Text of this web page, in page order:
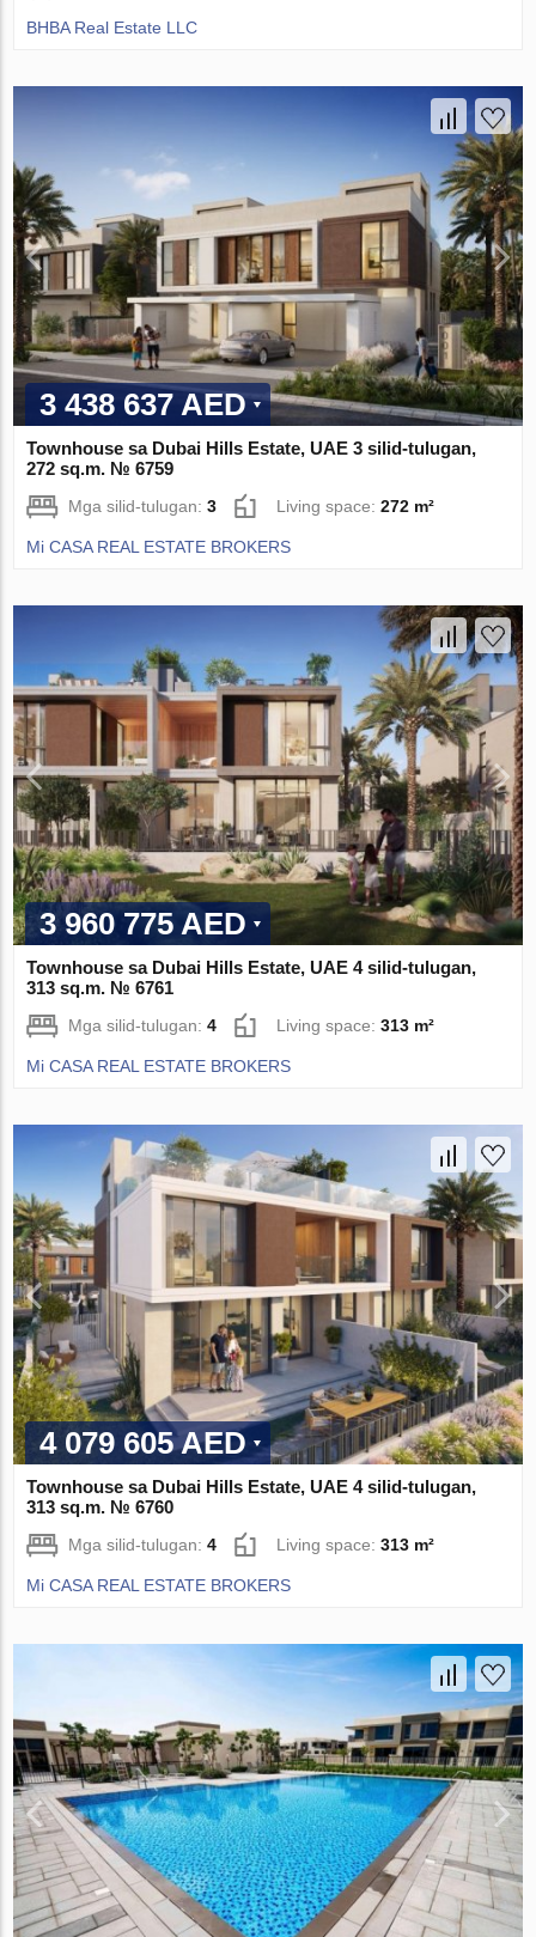
BHBA Real Estate LLC
3 438 637 AED
Townhouse sa Dubai Hills Estate, UAE 3 silid-tulugan,
272 sq.m. № 6759
Mga silid-tulugan:3 Living space:272 m²
Mi CASA REAL ESTATE BROKERS
3 960 775 AED
Townhouse sa Dubai Hills Estate, UAE 4 silid-tulugan,
313 sq.m. № 6761
Mga silid-tulugan:4 Living space:313 m²
Mi CASA REAL ESTATE BROKERS
4 079 605 AED
Townhouse sa Dubai Hills Estate, UAE 4 silid-tulugan,
313 sq.m. № 6760
Mga silid-tulugan:4 Living space:313 m²
Mi CASA REAL ESTATE BROKERS